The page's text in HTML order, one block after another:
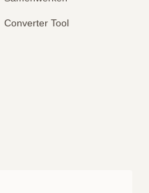
Converter Tool